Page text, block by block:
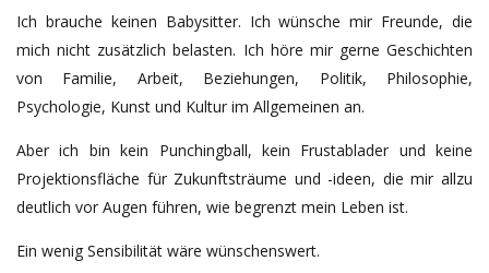
Ich brauche keinen Babysitter. Ich wünsche mir Freunde, die
mich nicht zusätzlich belasten. Ich höre mir gerne Geschichten
von Familie, Arbeit, Beziehungen, Politik, Philosophie,
Psychologie, Kunst und Kultur im Allgemeinen an.
Aber ich bin kein Punchingball, kein Frustablader und keine
Projektionsfläche für Zukunftsträume und -ideen, die mir allzu
deutlich vor Augen führen, wie begrenzt mein Leben ist.
Ein wenig Sensibilität wäre wünschenswert.